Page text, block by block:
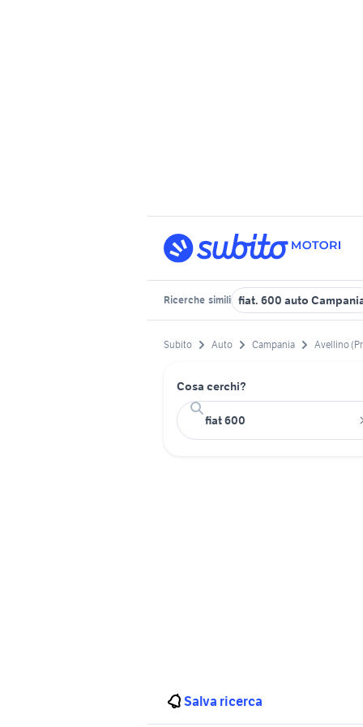
Ricerche simili fiat. 600 auto
Subito Auto Campania Avellino
Cosa cerchi?
Salva ricerca